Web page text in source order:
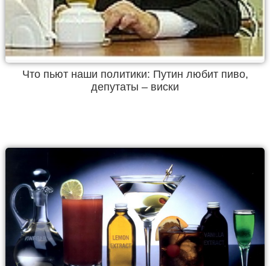
Что пьют наши политики: Путин любит пиво,
депутаты – виски